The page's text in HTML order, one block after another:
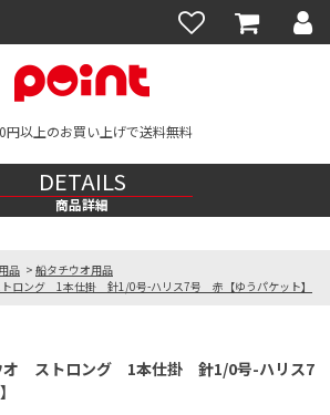
円以上のお買い上げで送料無料
DETAILS
商品詳細
品 > 船タチウオ用品
ロング 1本仕掛 針1/0号-ハリス7号 赤【ゆうパケット】
オ ストロング 1本仕掛 針1/0号-ハリス7